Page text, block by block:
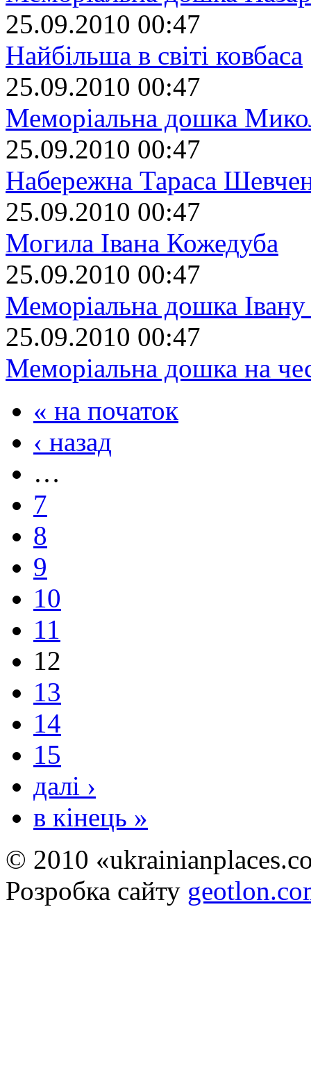
25.09.2010 00:47
Найбільша в світі ковбаса
25.09.2010 00:47
Меморіальна дошка
25.09.2010 00:47
Набережна Тараса
25.09.2010 00:47
Могила Івана Кожедуба
25.09.2010 00:47
Меморіальна дошка
25.09.2010 00:47
Меморіальна дошка на
« на початок
‹ назад
…
7
8
9
10
11
12
13
14
15
далі ›
в кінець »
© 2010
Розробка сайту